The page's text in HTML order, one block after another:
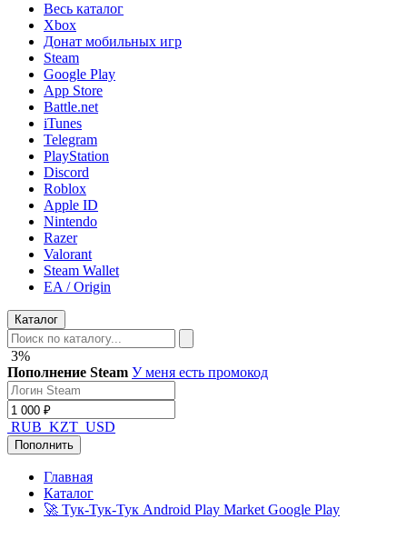
Весь каталог
Xbox
Донат мобильных игр
Steam
Google Play
App Store
Battle.net
iTunes
Telegram
PlayStation
Discord
Roblox
Apple ID
Nintendo
Razer
Valorant
Steam Wallet
EA / Origin
Каталог
3%
Пополнение Steam У меня есть промокод
RUB KZT USD
Пополнить
Главная
Каталог
🚀 Тук-Тук-Тук Android Play Market Google Play